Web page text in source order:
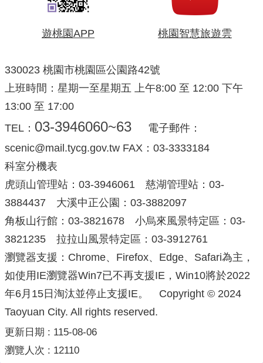
遊桃園APP 桃園智慧旅遊雲
330023 桃園市桃園區公園路42號
上班時間：星期一至星期五 上午8:00 至 12:00 下午
13:00 至 17:00
TEL： 03-3946060~63
電子郵件：
scenic@mail.tycg.gov.tw FAX：03-3333184
科室分機表
虎頭山管理站：03-3946061 慈湖管理站：03-
3884437 大溪中正公園：03-3882097
角板山行館：03-3821678 小烏來風景特定區：03-
3821235 拉拉山風景特定區：03-3912761
瀏覽器支援：Chrome、Firefox、Edge、Safari為主，
如使用IE瀏覽器Win7已不再支援IE，Win10將於2022
年6月15日淘汰並停止支援IE。 Copyright © 2024
Taoyuan City. All rights reserved.
更新日期
115-08-06
瀏覽人次
12110